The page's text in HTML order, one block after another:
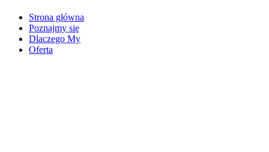
Strona główna
Poznajmy się
Dlaczego My
Oferta